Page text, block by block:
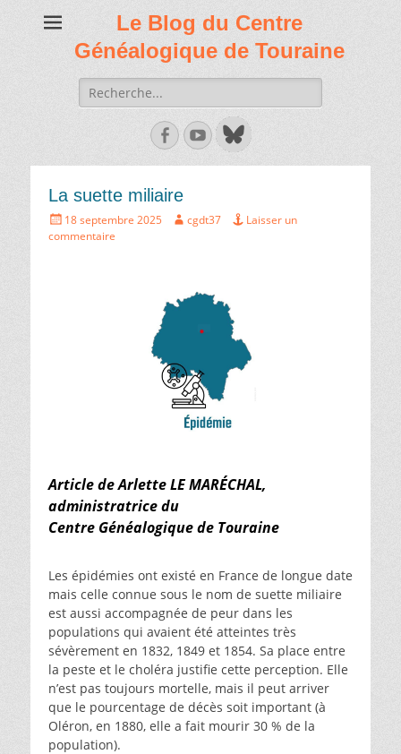
Le Blog du Centre
Généalogique de Touraine
Recherche
de:
Facebook
Youtube
La suette miliaire
Écrit
le
18 septembre 2025 Auteur
cgdt37
Laisser un
commentaire
Article de Arlette LE MARÉCHAL,
administratrice du
Centre Généalogique de Touraine
Les épidémies ont existé en France de longue date
mais celle connue sous le nom de suette miliaire
est aussi accompagnée de peur dans les
populations qui avaient été atteintes très
sévèrement en 1832, 1849 et 1854. Sa place entre
la peste et le choléra justifie cette perception. Elle
n’est pas toujours mortelle, mais il peut arriver
que le pourcentage de décès soit important (à
Oléron, en 1880, elle a fait mourir 30 % de la
population).